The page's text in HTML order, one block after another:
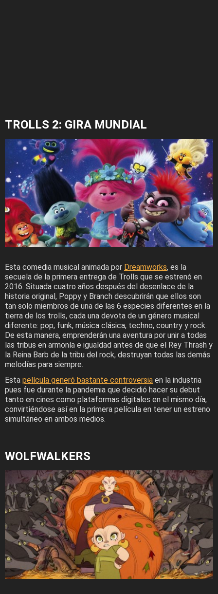
TROLLS 2: GIRA MUNDIAL
Esta comedia musical animada por Dreamworks, es la
secuela de la primera entrega de Trolls que se estrenó en
2016. Situada cuatro años después del desenlace de la
historia original, Poppy y Branch descubrirán que ellos son
tan solo miembros de una de las 6 especies diferentes en la
tierra de los trolls, cada una devota de un género musical
diferente: pop, funk, música clásica, techno, country y rock.
De esta manera, emprenderán una aventura por unir a todas
las tribus en armonía e igualdad antes de que el Rey Thrash y
la Reina Barb de la tribu del rock, destruyan todas las demás
melodías para siempre.
Esta película generó bastante controversia en la industria
pues fue durante la pandemia que decidió hacer su debut
tanto en cines como plataformas digitales en el mismo día,
convirtiéndose así en la primera película en tener un estreno
simultáneo en ambos medios.
WOLFWALKERS